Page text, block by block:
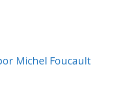
Michel Foucault